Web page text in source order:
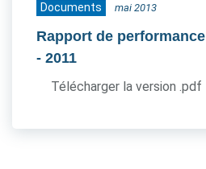
Documents mai 2013
Rapport de performance
- 2011
Télécharger la version .pdf